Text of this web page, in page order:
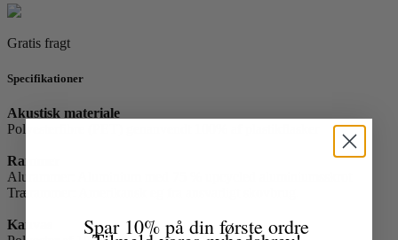
Gratis fragt
Specifikationer
Akustisk materiale
Polyesterfibre (PET) genanvendt 100% af plastikflasker
Rammer
Alurammer: Aluminium med 75 % upcycled aluminiumsskrot
Trærammer: Amerikansk eg fra ansvarligt skovbrug.
Kanvas
Spar 10% på din første ordre